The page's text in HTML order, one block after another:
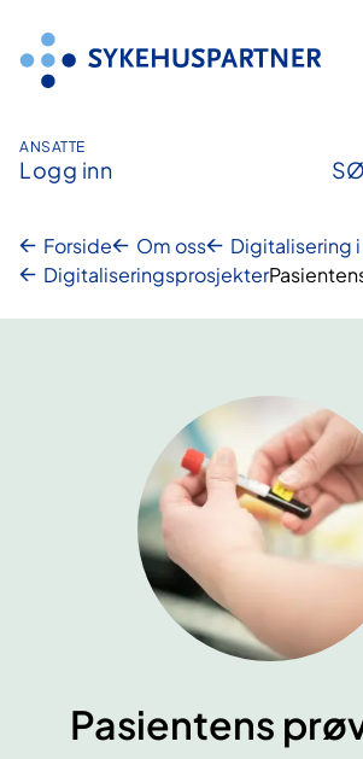
innhold
ANSATTE
Logg inn
Forside Om oss
Digitalisering
Digitaliseringsprosjekter
Pasientens